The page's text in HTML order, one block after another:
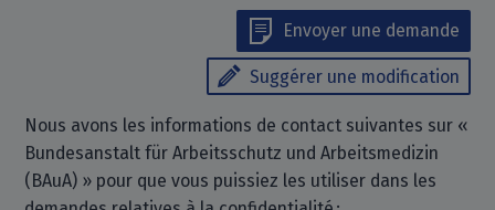
Envoyer une demande
Suggérer une modification
Nous avons les informations de contact suivantes sur «
Bundesanstalt für Arbeitsschutz und Arbeitsmedizin
(BAuA) » pour que vous puissiez les utiliser dans les